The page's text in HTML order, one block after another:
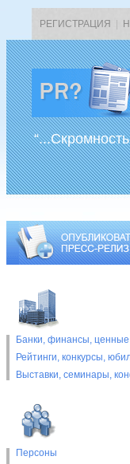
РЕГИСТРАЦИЯ
Банки, финансы, ценные
Рейтинги, конкурсы,
Выставки, cеминары,
Персоны